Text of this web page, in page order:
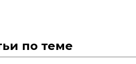
по теме